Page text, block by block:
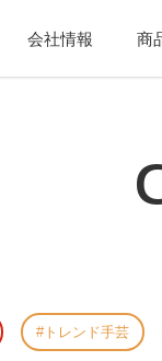
会社情報 商
トレンド手芸